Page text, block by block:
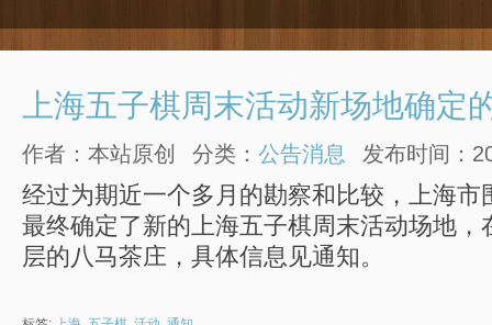
上海五子棋周末活动新场地确定
作者：本站原创 分类： 公告消息 发布时间：
经过为期近一个多月的勘察和比较，上海市
最终确定了新的上海五子棋周末活动场地，
层的八马茶庄，具体信息见通知。